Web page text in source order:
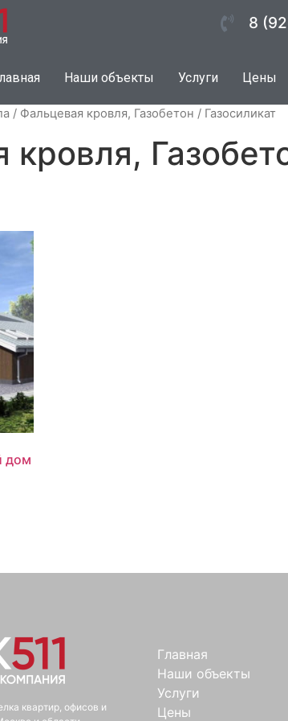
8
Наши объекты Услуги Цены
/ Фальцевая кровля, Газобетон / Газосиликат
дом
квартир, офисов и
Главная
Наши объекты
Услуги
Цены